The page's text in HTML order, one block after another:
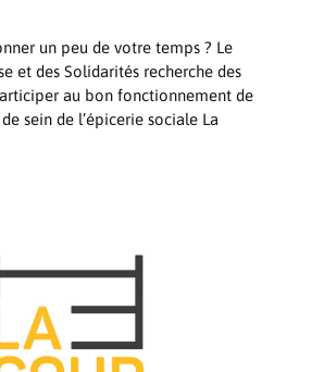
un peu de votre temps ? Le
et des Solidarités recherche des
au bon fonctionnement de
sein de l’épicerie sociale La